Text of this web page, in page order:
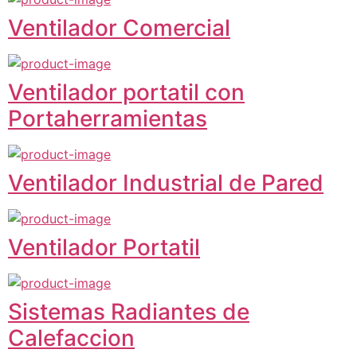
Ventilador Comercial
Ventilador portatil con
Portaherramientas
Ventilador Industrial de Pared
Ventilador Portatil
Sistemas Radiantes de
Calefaccion